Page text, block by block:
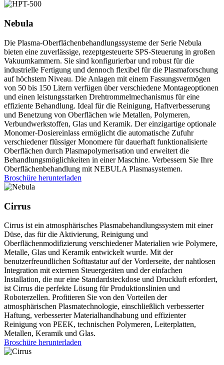
Nebula
Die Plasma-Oberflächenbehandlungssysteme der Serie Nebula
bieten eine zuverlässige, rezeptgesteuerte SPS-Steuerung in großen
Vakuumkammern. Sie sind konfigurierbar und robust für die
industrielle Fertigung und dennoch flexibel für die Plasmaforschung
auf höchstem Niveau. Die Anlagen mit einem Fassungsvermögen
von 50 bis 150 Litern verfügen über verschiedene Montageoptionen
und einen leistungsstarken Drehtrommelmechanismus für eine
effiziente Behandlung. Ideal für die Reinigung, Haftverbesserung
und Benetzung von Oberflächen wie Metallen, Polymeren,
Verbundwerkstoffen, Glas und Keramik. Der einzigartige optionale
Monomer-Dosiereinlass ermöglicht die automatische Zufuhr
verschiedener flüssiger Monomere für dauerhaft funktionalisierte
Oberflächen durch Plasmapolymerisation und erweitert die
Behandlungsmöglichkeiten in einer Maschine. Verbessern Sie Ihre
Oberflächenbehandlung mit NEBULA Plasmasystemen.
Broschüre herunterladen
Cirrus
Cirrus ist ein atmosphärisches Plasmabehandlungssystem mit einer
Düse, das für die Aktivierung, Reinigung und
Oberflächenmodifizierung verschiedener Materialien wie Polymere,
Metalle, Glas und Keramik entwickelt wurde. Mit der
benutzerfreundlichen Softtastatur auf der Vorderseite, der nahtlosen
Integration mit externen Steuergeräten und der einfachen
Installation, die nur eine Standardsteckdose und Druckluft erfordert,
ist Cirrus die perfekte Lösung für Produktionslinien und
Roboterzellen. Profitieren Sie von den Vorteilen der
atmosphärischen Plasmatechnologie, einschließlich verbesserter
Haftung, verbesserter Materialhandhabung und effizienter
Reinigung von PEEK, technischen Polymeren, Leiterplatten,
Metallen, Keramik und Glas.
Broschüre herunterladen